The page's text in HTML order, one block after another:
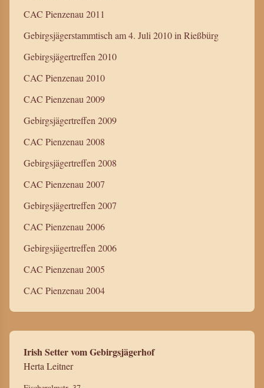
CAC Pienzenau 2011
Gebirgsjägerstammtisch am 4. Juli 2010 in Rießbürg
Gebirgsjägertreffen 2010
CAC Pienzenau 2010
CAC Pienzenau 2009
Gebirgsjägertreffen 2009
CAC Pienzenau 2008
Gebirgsjägertreffen 2008
CAC Pienzenau 2007
Gebirgsjägertreffen 2007
CAC Pienzenau 2006
Gebirgsjägertreffen 2006
CAC Pienzenau 2005
CAC Pienzenau 2004
Irish Setter vom Gebirgsjägerhof
Herta Leitner